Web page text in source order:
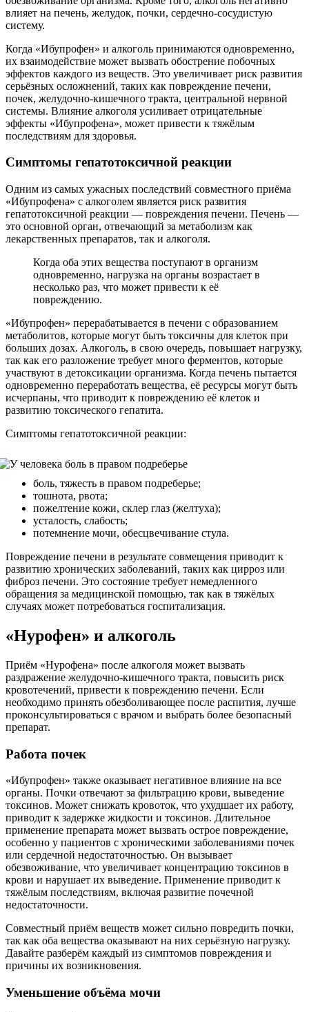
влияет на печень, желудок, почки, сердечно-сосудистую
систему.
Когда «Ибупрофен» и алкоголь принимаются одновременно,
их взаимодействие может вызвать обострение побочных
эффектов каждого из веществ. Это увеличивает риск развития
серьёзных осложнений, таких как повреждение печени,
почек, желудочно-кишечного тракта, центральной нервной
системы. Влияние алкоголя усиливает отрицательные
эффекты «Ибупрофена», может привести к тяжёлым
последствиям для здоровья.
Симптомы гепатотоксичной реакции
Одним из самых ужасных последствий совместного приёма
«Ибупрофена» с алкоголем является риск развития
гепатотоксичной реакции — повреждения печени. Печень —
это основной орган, отвечающий за метаболизм как
лекарственных препаратов, так и алкоголя.
Когда оба этих вещества поступают в организм
одновременно, нагрузка на органы возрастает в
несколько раз, что может привести к её
повреждению.
«Ибупрофен» перерабатывается в печени с образованием
метаболитов, которые могут быть токсичны для клеток при
больших дозах. Алкоголь, в свою очередь, повышает нагрузку,
так как его разложение требует много ферментов, которые
участвуют в детоксикации организма. Когда печень пытается
одновременно переработать вещества, её ресурсы могут быть
исчерпаны, что приводит к повреждению её клеток и
развитию токсического гепатита.
Симптомы гепатотоксичной реакции:
боль, тяжесть в правом подреберье;
тошнота, рвота;
пожелтение кожи, склер глаз (желтуха);
усталость, слабость;
потемнение мочи, обесцвечивание стула.
Повреждение печени в результате совмещения приводит к
развитию хронических заболеваний, таких как цирроз или
фиброз печени. Это состояние требует немедленного
обращения за медицинской помощью, так как в тяжёлых
случаях может потребоваться госпитализация.
«Нурофен» и алкоголь
Приём «Нурофена» после алкоголя может вызвать
раздражение желудочно-кишечного тракта, повысить риск
кровотечений, привести к повреждению печени. Если
необходимо принять обезболивающее после распития, лучше
проконсультироваться с врачом и выбрать более безопасный
препарат.
Работа почек
«Ибупрофен» также оказывает негативное влияние на все
органы. Почки отвечают за фильтрацию крови, выведение
токсинов. Может снижать кровоток, что ухудшает их работу,
приводит к задержке жидкости и токсинов. Длительное
применение препарата может вызвать острое повреждение,
особенно у пациентов с хроническими заболеваниями почек
или сердечной недостаточностью. Он вызывает
обезвоживание, что увеличивает концентрацию токсинов в
крови и нарушает их выведение. Применение приводит к
тяжёлым последствиям, включая развитие почечной
недостаточности.
Совместный приём веществ может сильно повредить почки,
так как оба вещества оказывают на них серьёзную нагрузку.
Давайте разберём каждый из симптомов повреждения и
причины их возникновения.
Уменьшение объёма мочи